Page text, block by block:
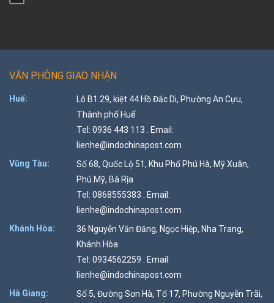
VĂN PHÒNG GIAO NHẬN
Huế:
Lô B1.29, kiệt 44 Hồ Đắc Di, Phường An Cựu,
Thành phố Huế
Tel: 0936 443 113 . Email:
lienhe@indochinapost.com
Vũng Tàu:
Số 68, Quốc Lộ 51, Khu Phố Phú Hà, Mỹ Xuân,
Phú Mỹ, Bà Rịa
Tel: 0868555383 . Email:
lienhe@indochinapost.com
Khánh Hòa:
36 Nguyễn Văn Đăng, Ngọc Hiệp, Nha Trang,
Khánh Hòa
Tel: 0934562259 . Email:
lienhe@indochinapost.com
Hà Giang:
Số 5, Đường Sơn Hà, Tổ 17, Phường Nguyễn Trãi,